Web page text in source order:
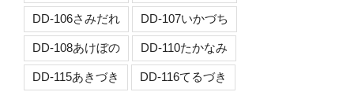
DD-106さみだれ DD-107いかづち
DD-108あけぼの DD-110たかなみ
DD-115あきづき DD-116てるづき